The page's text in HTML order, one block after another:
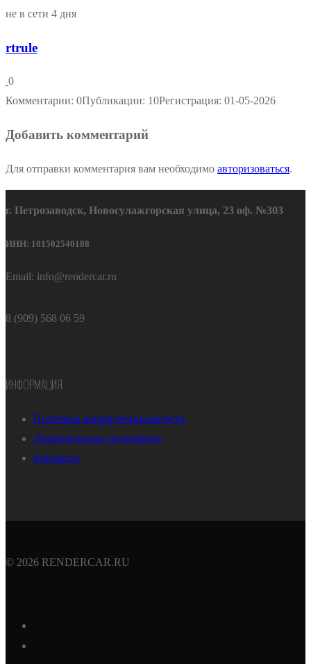
не в сети 4 дня
rtrule
0
Комментарии: 0Публикации: 10Регистрация: 01-05-2026
Добавить комментарий
Для отправки комментария вам необходимо авторизоваться.
г. Петрозаводск, Новосулажгорская улица, 23 оф. №303
ИНН: 101502540188
Email: info@rendercar.ru
8 (909) 568 06 59
ИНФОРМАЦИЯ
Политика конфиденциальности
Лицензионное соглашение
Контакты
© 2026 RENDERCAR.RU